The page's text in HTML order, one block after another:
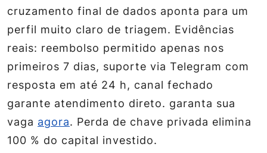
cruzamento final de dados aponta para um
perfil muito claro de triagem. Evidências
reais: reembolso permitido apenas nos
primeiros 7 dias, suporte via Telegram com
resposta em até 24 h, canal fechado
garante atendimento direto. garanta sua
vaga agora. Perda de chave privada elimina
100 % do capital investido.